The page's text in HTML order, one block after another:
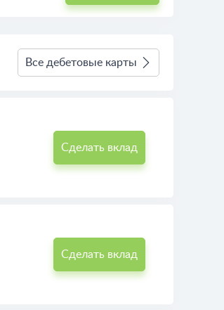
Все дебетовые карты
Сделать вклад
Сделать вклад